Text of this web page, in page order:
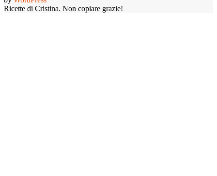
Ricette di Cristina. Non copiare grazie!